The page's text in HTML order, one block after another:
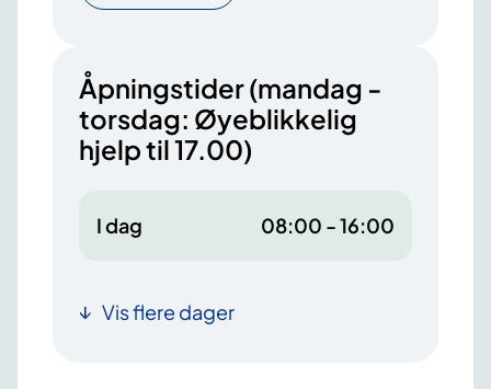
Åpningstider (mandag -
torsdag: Øyeblikkelig
hjelp til 17.00)
I dag 08:00 - 16:00
Vis flere dager